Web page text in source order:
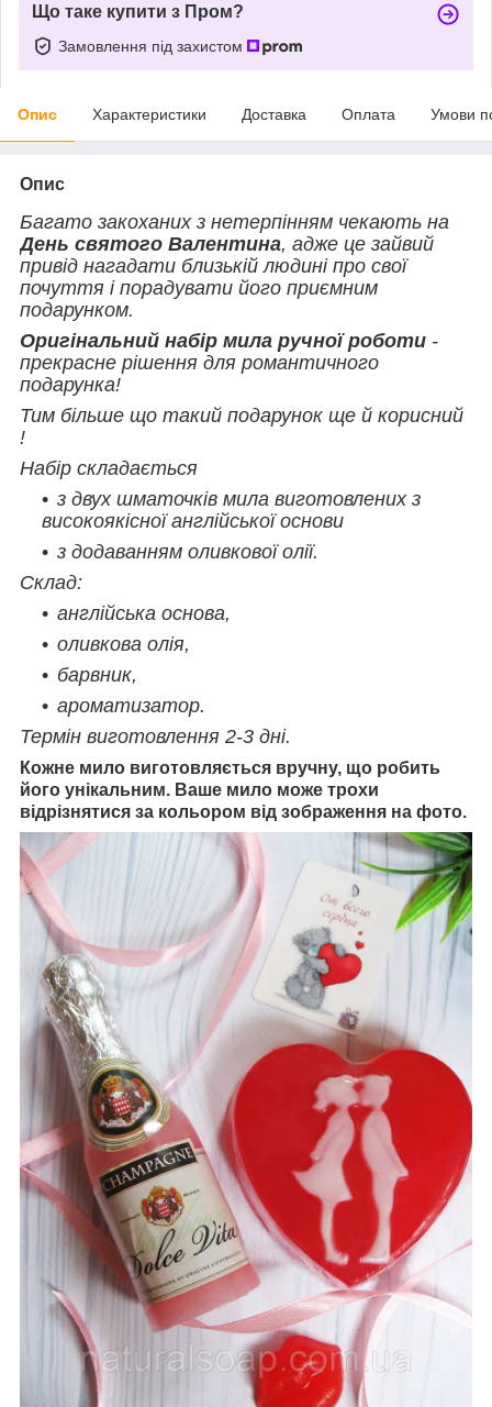
Що таке купити з Пром?
Замовлення під захистом
Опис Характеристики Доставка Оплата Умови
Опис
Багато закоханих з нетерпінням чекають на
День святого Валентина, адже це зайвий
привід нагадати близькій людині про свої
почуття і порадувати його приємним
подарунком.
Оригінальний набір мила ручної роботи -
прекрасне рішення для романтичного
подарунка!
Тим більше що такий подарунок ще й корисний
!
Набір складається
з двух шматочків мила виготовлених з
високоякісної англійської основи
з додаванням оливкової олії.
Склад:
англійська основа,
оливкова олія,
барвник,
ароматизатор.
Термін виготовлення 2-3 дні.
Кожне мило виготовляється вручну, що робить
його унікальним. Ваше мило може трохи
відрізнятися за кольором від зображення на фото.